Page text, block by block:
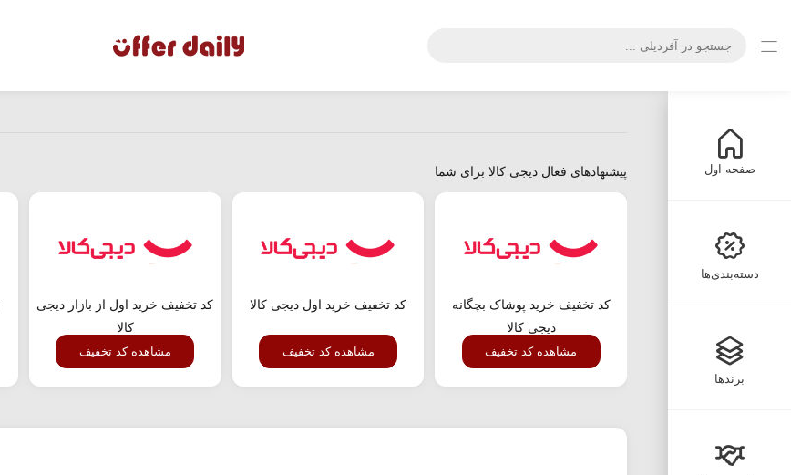
صفحه اول
دسته‌بندی‌ها
برندها
پیشنهادهای فعال دیجی کالا برای شما
کد تخفیف خرید پوشاک بچگانه
دیجی کالا
مشاهده کد تخفیف
کد تخفیف خرید اول دیجی کالا
مشاهده کد تخفیف
کد تخفیف خرید اول از بازار دیجی
کالا
مشاهده کد تخفیف